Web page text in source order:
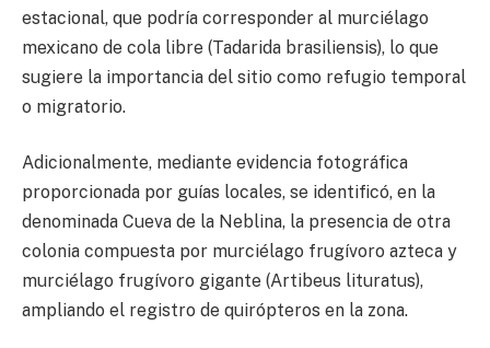
estacional, que podría corresponder al murciélago
mexicano de cola libre (Tadarida brasiliensis), lo que
sugiere la importancia del sitio como refugio temporal
o migratorio.
Adicionalmente, mediante evidencia fotográfica
proporcionada por guías locales, se identificó, en la
denominada Cueva de la Neblina, la presencia de otra
colonia compuesta por murciélago frugívoro azteca y
murciélago frugívoro gigante (Artibeus lituratus),
ampliando el registro de quirópteros en la zona.